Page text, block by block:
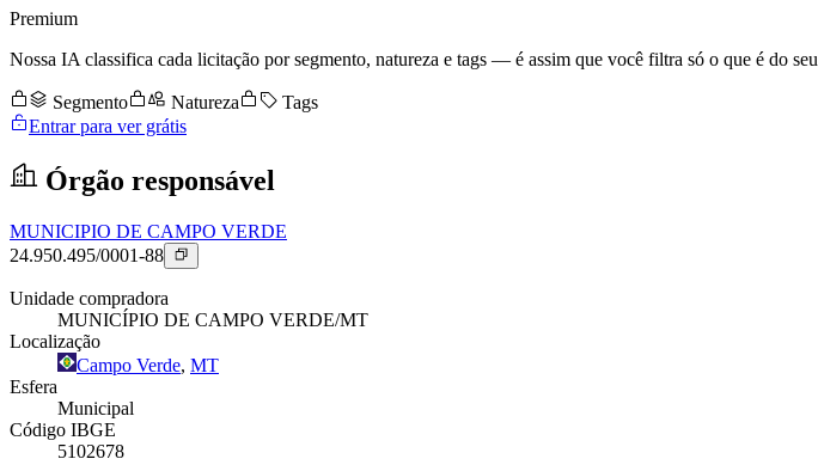
Premium
Nossa IA classifica cada licitação por segmento, natureza e tags — é assim que você filtra só o que é do
Segmento Natureza
Tags
Entrar para ver grátis
Órgão responsável
MUNICIPIO DE CAMPO VERDE
24.950.495/0001-88
Unidade compradora
MUNICÍPIO DE CAMPO VERDE/MT
Localização
Campo Verde, MT
Esfera
Municipal
Código IBGE
5102678